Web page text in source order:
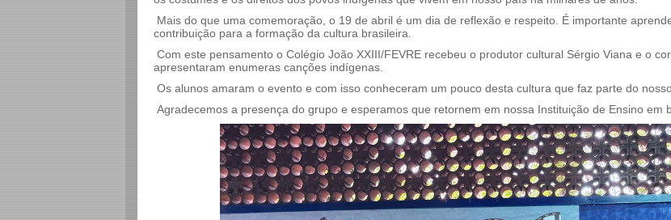
Mais do que uma comemoração, o 19 de abril é um dia de reflexão e respeito. É importante
contribuição para a formação da cultura brasileira.
Com este pensamento o Colégio João XXIII/FEVRE recebeu o produtor cultural Sérgio Viana e o
apresentaram enumeras canções indígenas.
Os alunos amaram o evento e com isso conheceram um pouco desta cultura que faz parte do
Agradecemos a presença do grupo e esperamos que retornem em nossa Instituição de Ensino em